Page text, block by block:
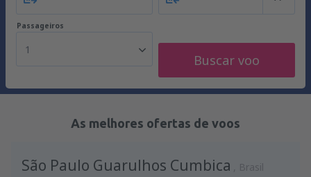
Passageiros
1
Buscar voo
As melhores ofertas de voos
São Paulo Guarulhos Cumbica Brasil